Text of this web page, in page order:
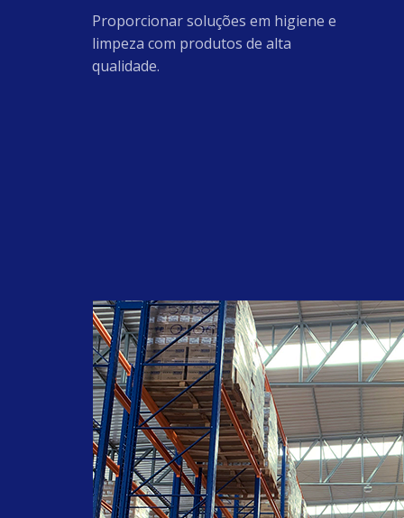
#Amida60
#AmidodeMilho
#BaseparaAmaciante
#rosamosqueta
#antirressecamento
#ioniccare
#reduçãodeestrias
#cuidese
#farmachem
#oleodegirassol
#oleohidratante
#pelessensiveis
#acidosgraxos
Proporcionar soluções em higiene e
limpeza com produtos de alta
qualidade.